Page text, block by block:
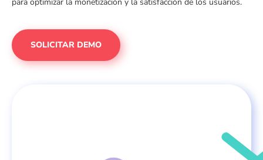
SOLICITAR DEMO